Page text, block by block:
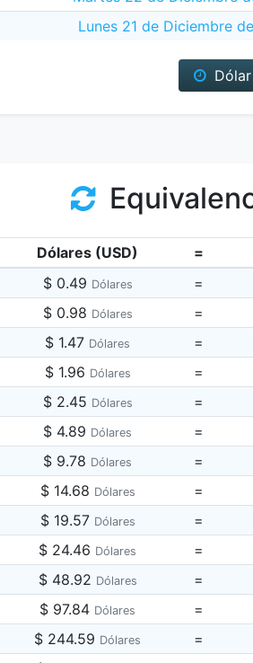
Lunes 21 de Diciembre
Dólares (USD) =
$ 0.49 Dólares =
$ 0.98 Dólares =
$ 1.47 Dólares =
$ 1.96 Dólares =
$ 2.45 Dólares =
$ 4.89 Dólares =
$ 9.78 Dólares =
$ 14.68 Dólares =
$ 19.57 Dólares =
$ 24.46 Dólares =
$ 48.92 Dólares =
$ 97.84 Dólares =
$ 244.59 Dólares =